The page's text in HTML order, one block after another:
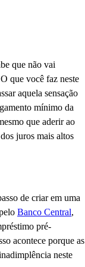
que não vai
que você faz neste
aquela sensação
mínimo da
que aderir ao
juros mais altos
de criar em uma
Banco Central,
pré-
acontece porque as
neste